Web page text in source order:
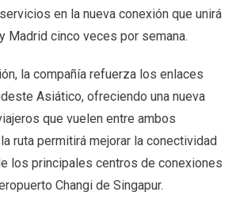
en la nueva conexión que unirá
Madrid cinco veces por semana.
la compañía refuerza los enlaces
Asiático, ofreciendo una nueva
que vuelen entre ambos
ruta permitirá mejorar la conectividad
los principales centros de conexiones
Changi de Singapur.